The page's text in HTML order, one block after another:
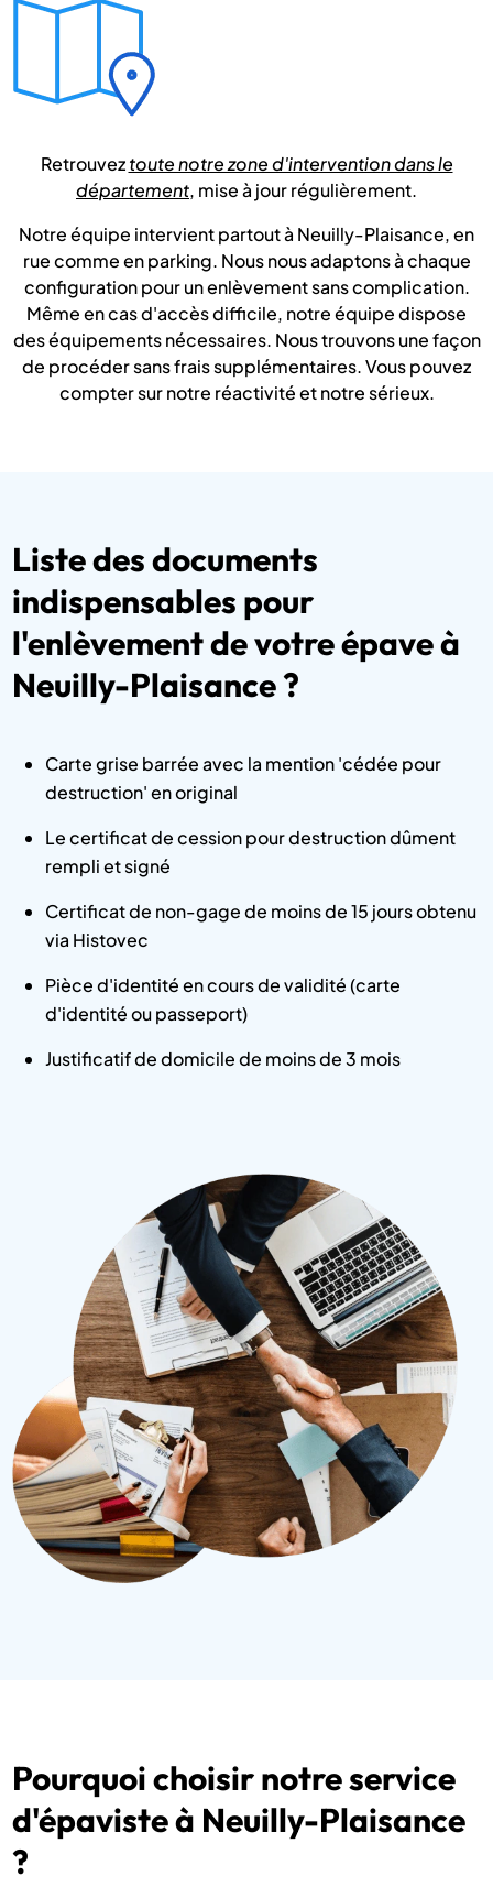
Retrouveztoute notre zone d'intervention dans le
département, mise à jour régulièrement.
Notre équipe intervient partout à Neuilly-Plaisance, en
rue comme en parking. Nous nous adaptons à chaque
configuration pour un enlèvement sans complication.
Même en cas d'accès difficile, notre équipe dispose
des équipements nécessaires. Nous trouvons une façon
de procéder sans frais supplémentaires. Vous pouvez
compter sur notre réactivité et notre sérieux.
Liste des documents
indispensables pour
l'enlèvement de votre épave à
Neuilly-Plaisance ?
Carte grise barrée avec la mention 'cédée pour
destruction' en original
Le certificat de cession pour destruction dûment
rempli et signé
Certificat de non-gage de moins de 15 jours obtenu
via Histovec
Pièce d'identité en cours de validité (carte
d'identité ou passeport)
Justificatif de domicile de moins de 3 mois
Pourquoi choisir notre service
d'épaviste à Neuilly-Plaisance
?